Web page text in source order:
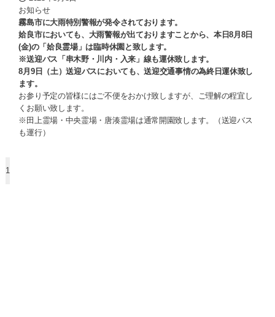
お知らせ
霧島市に大雨特別警報が発令されております。
姶良市においても、大雨警報が出ておりますことから、本日8月8日
(金)の「姶良霊場」は臨時休園と致します。
※送迎バス「串木野・川内・入来」線も運休致します。
8月9日（土）送迎バスにおいても、送迎交通事情の為終日運休致し
ます。
お参り予定の皆様にはご不便をおかけ致しますが、ご理解の程宜し
くお願い致します。
※田上霊場・中央霊場・唐湊霊場は通常開園致します。（送迎バス
も運行）
1